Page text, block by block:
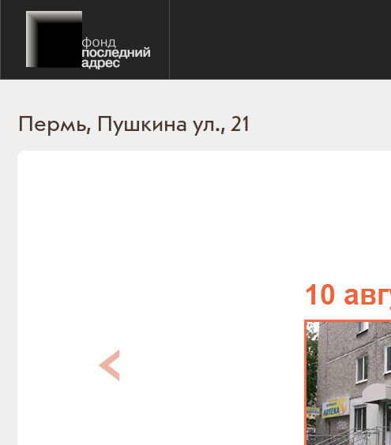
Пермь, Пушкина ул., 21